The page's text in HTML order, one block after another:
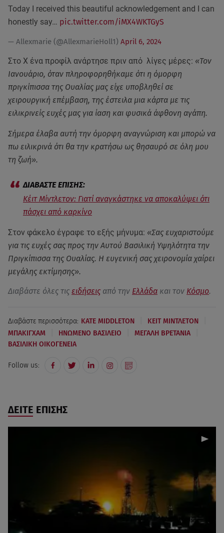
Today I received this beautiful acknowledgement and I can
honestly say… pic.twitter.com/iMX4WKTGyS
— Allexmarie (@AllexmarieHoll1) April 6, 2024
Στο Χ ένα προφίλ ανάρτησε πριν από λίγες μέρες: «Τον
Ιανουάριο, όταν πληροφορηθήκαμε ότι η όμορφη
πριγκίπισσα της Ουαλίας μας είχε υποβληθεί σε
χειρουργική επέμβαση, της έστειλα μια κάρτα με τις
ειλικρινείς ευχές μας για ίαση και φυσικά άφθονη αγάπη.
Σήμερα έλαβα αυτή την όμορφη αναγνώριση και μπορώ να
πω ειλικρινά ότι θα την κρατήσω ως θησαυρό σε όλη μου
τη ζωή».
Κέιτ Μίντλετον: Γιατί αναγκάστηκε να αποκαλύψει ότι
πάσχει από καρκίνο
Στον φάκελο έγραφε το εξής μήνυμα: «Σας ευχαριστoύμε
για τις ευχές σας προς την Αυτού Βασιλική Υψηλότητα την
Πριγκίπισσα της Ουαλίας. Η ευγενική σας χειρονομία χαίρει
μεγάλης εκτίμησης».
Διαβάστε όλες τις ειδήσεις από την Ελλάδα και τον Κόσμο.
Διαβάστε περισσότερα: KATE MIDDLETON ΚΕΙΤ ΜΙΝΤΛΕΤΟΝ
ΜΠΑΚΙΓΧΑΜ ΗΝΩΜΕΝΟ ΒΑΣΙΛΕΙΟ ΜΕΓΑΛΗ ΒΡΕΤΑΝΙΑ
ΒΑΣΙΛΙΚΗ ΟΙΚΟΓΕΝΕΙΑ
Follow us:
ΔΕΙΤΕ ΕΠΙΣΗΣ